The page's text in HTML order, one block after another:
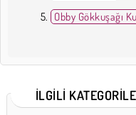
Obby Gökkuşağı
İLGILI